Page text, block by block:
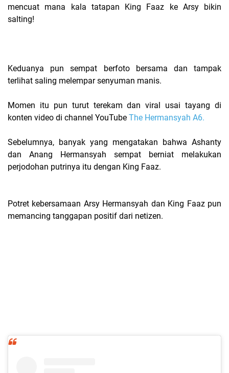
mencuat mana kala tatapan King Faaz ke Arsy bikin
salting!
Keduanya pun sempat berfoto bersama dan tampak
terlihat saling melempar senyuman manis.
Momen itu pun turut terekam dan viral usai tayang di
konten video di channel YouTube The Hermansyah A6.
Sebelumnya, banyak yang mengatakan bahwa Ashanty
dan Anang Hermansyah sempat berniat melakukan
perjodohan putrinya itu dengan King Faaz.
Potret kebersamaan Arsy Hermansyah dan King Faaz pun
memancing tanggapan positif dari netizen.